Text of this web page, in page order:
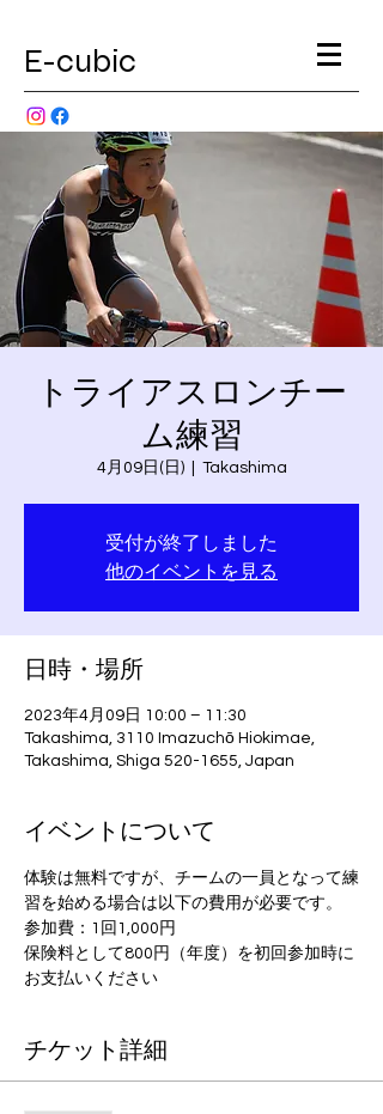
E-cubic
トライアスロンチー
ム練習
4月09日(日)
  |
Takashima
受付が終了しました
他のイベントを見る
日時・場所
2023年4月09日 10:00 – 11:30
Takashima, 3110 Imazuchō Hiokimae,
Takashima, Shiga 520-1655, Japan
イベントについて
体験は無料ですが、チームの一員となって練
習を始める場合は以下の費用が必要です。
参加費：1回1,000円
保険料として800円（年度）を初回参加時に
お支払いください
チケット詳細